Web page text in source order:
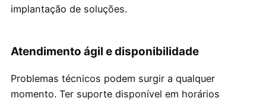
implantação de soluções.
Atendimento ágil e disponibilidade
Problemas técnicos podem surgir a qualquer
momento. Ter suporte disponível em horários